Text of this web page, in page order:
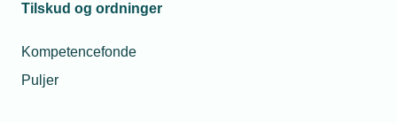
Tilskud og ordninger
Kompetencefonde
Puljer